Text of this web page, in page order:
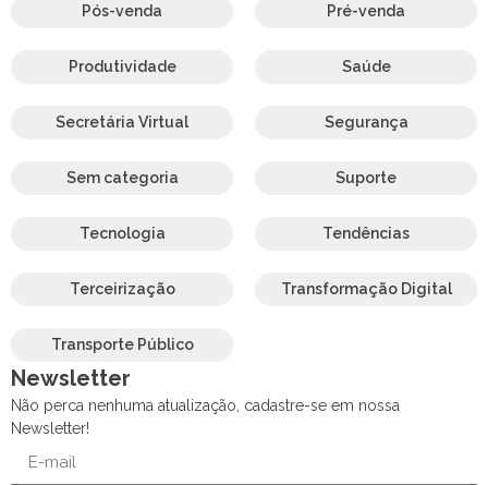
Pós-venda Pré-venda
Produtividade Saúde
Secretária Virtual Segurança
Sem categoria Suporte
Tecnologia Tendências
Terceirização Transformação Digital
Transporte Público
Newsletter
Não perca nenhuma atualização, cadastre-se em nossa
Newsletter!